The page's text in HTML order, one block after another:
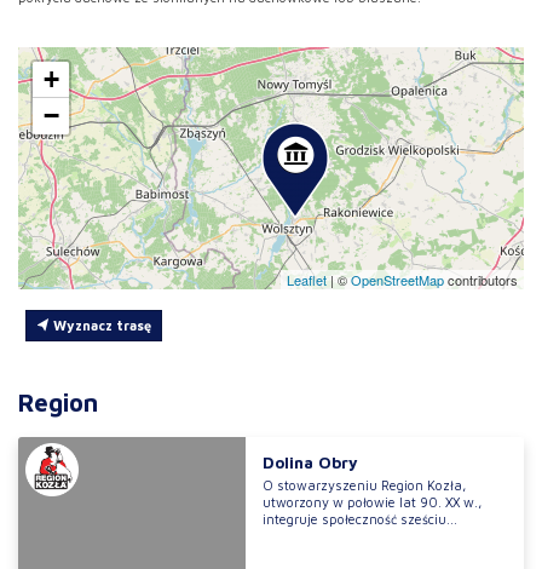
+
−
Leaflet | ©OpenStreetMapcontributors
Wyznacz trasę
Region
Dolina Obry
O stowarzyszeniu Region Kozła,
utworzony w połowie lat 90. XX w.,
integruje społeczność sześciu...